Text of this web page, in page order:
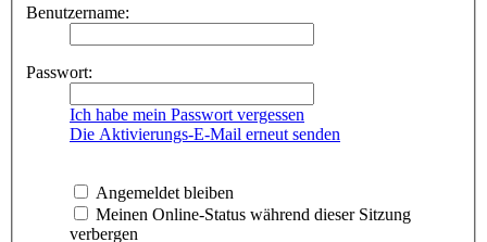
Benutzername:
Passwort:
Ich habe mein Passwort vergessen
Die Aktivierungs-E-Mail erneut senden
Angemeldet bleiben
Meinen Online-Status während dieser Sitzung
verbergen